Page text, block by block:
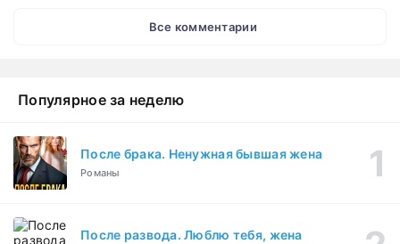
Все комментарии
Популярное за неделю
После брака. Ненужная бывшая жена
Романы
После развода. Люблю тебя, жена